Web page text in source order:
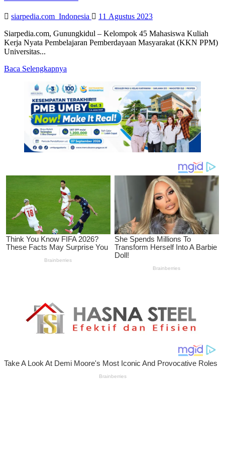
siarpedia.com_Indonesia
11 Agustus 2023
Siarpedia.com, Gunungkidul – Kelompok 45 Mahasiswa Kuliah
Kerja Nyata Pembelajaran Pemberdayaan Masyarakat (KKN PPM)
Universitas...
Baca Selengkapnya
about
Pembuatan
Tempe
Bungkus
Daun
Awar-
Awar
Butuh